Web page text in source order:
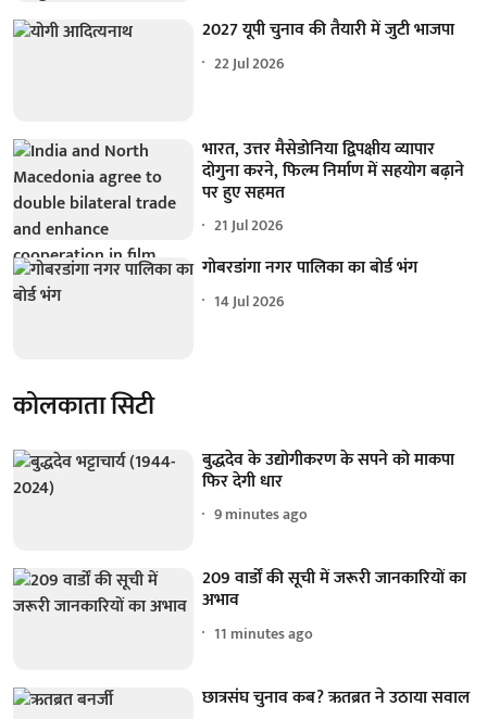
2027 यूपी चुनाव की तैयारी में जुटी भाजपा
22 Jul 2026
भारत, उत्तर मैसेडोनिया द्विपक्षीय व्यापार
दोगुना करने, फिल्म निर्माण में सहयोग बढ़ाने
पर हुए सहमत
21 Jul 2026
गोबरडांगा नगर पालिका का बोर्ड भंग
14 Jul 2026
कोलकाता सिटी
बुद्धदेव के उद्योगीकरण के सपने को माकपा
फिर देगी धार
9 minutes ago
209 वार्डों की सूची में जरूरी जानकारियों का
अभाव
11 minutes ago
छात्रसंघ चुनाव कब? ऋतब्रत ने उठाया सवाल